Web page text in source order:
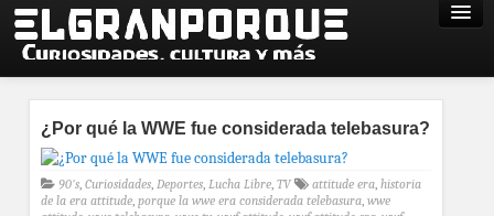
¿Por qué la WWE fue considerada telebasura?
90's, Curiosidades, Deportes, Lucha Libre, TV attitude era, historia
de la era attitude, porque la wwe era considerada telebasura, wwe